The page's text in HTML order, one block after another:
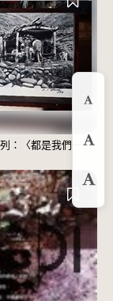
《映像蘭嶼》系列：〈都是我們一家人〉
放